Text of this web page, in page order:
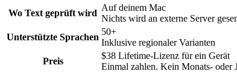
Wo Text geprüft wird
Auf deinem Mac
Nichts wird an externe Server
Unterstützte Sprachen
50+
Inklusive regionaler Varianten
Preis
$38 Lifetime-Lizenz für ein Gerät
Einmal zahlen. Kein Monats- oder